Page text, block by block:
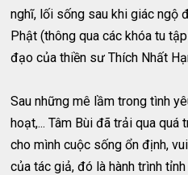
nghĩ, lối sống sau khi giác ngộ
Phật (thông qua các khóa tu
đạo của thiền sư Thích Nhất
Sau những mê lầm trong tình
hoạt,... Tâm Bùi đã trải qua
cho mình cuộc sống ổn định,
của tác giả, đó là hành trình